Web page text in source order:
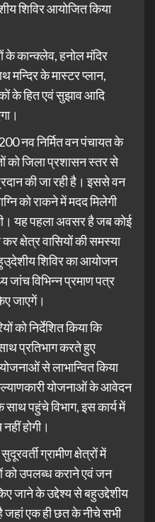
शिविर आयोजित किया
के कान्क्लेव, हनोल मंदिर
मन्दिर के मास्टर प्लान,
के हित एवं सुझाव आदि
नव निर्मित वन पंचायत के
को जिला प्रशासन स्तर से
की जा रही है। इससे वन
को राकने में मदद मिलेगी
यह पहला अवसर है जब कोई
क्षेत्र वासियों की समस्या
शिविर का आयोजन
जांच विभिन्न प्रमाण पत्र
जाएगें।
को निर्देशित किया कि
प्रतिभाग करते हुए
से लाभान्वित किया
योजनाओं के आवेदन
पहुंचे विभाग, इस कार्य में
होगी।
ग्रामीण क्षेत्रों में
उपलब्ध कराने एवं जन
जाने के उद्देश्य से बहुउद्देशीय
जहां एक ही छत के नीचे सभी